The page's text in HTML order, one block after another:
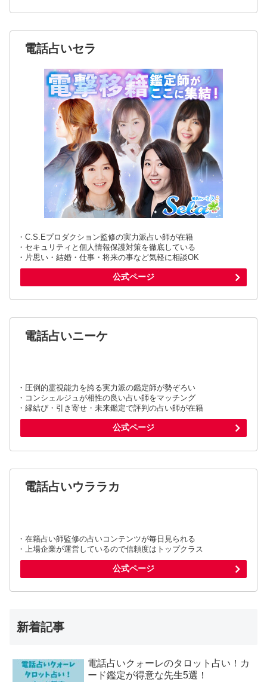
電話占いセラ
・C.S.Eプロダクション監修の実力派占い師が在籍
・セキュリティと個人情報保護対策を徹底している
・片思い・結婚・仕事・将来の事など気軽に相談OK
公式ページ
電話占いニーケ
・圧倒的霊視能力を誇る実力派の鑑定師が勢ぞろい
・コンシェルジュが相性の良い占い師をマッチング
・縁結び・引き寄せ・未来鑑定で評判の占い師が在籍
公式ページ
電話占いウララカ
・在籍占い師監修の占いコンテンツが毎日見られる
・上場企業が運営しているので信頼度はトップクラス
公式ページ
新着記事
電話占いクォーレのタロット占い！カ
ード鑑定が得意な先生5選！